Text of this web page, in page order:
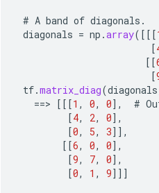
# A band of diagonals .
diagonals = np .array( [[[
[
[[
[
tf.matrix_diag(diagonals
==> [[[1 , 0, 0] , #
[4, 2, 0] ,
[0, 5, 3]] ,
[[6, 0, 0] ,
[9, 7, 0] ,
[0, 1 , 9]]]